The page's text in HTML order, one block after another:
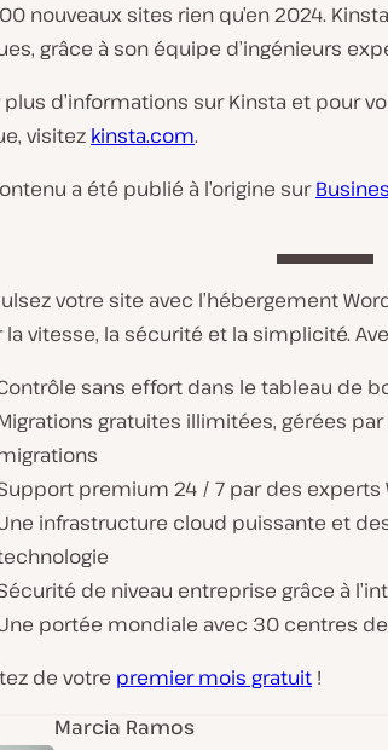
nouveaux sites rien qu’en 2024.
grâce à son équipe d’ingénieurs
plus d’informations sur Kinsta et pour
visitez kinsta.com.
a été publié à l’origine sur
votre site avec l’hébergement
la vitesse, la sécurité et la simplicité.
sans effort dans le tableau de
gratuites illimitées, gérées
premium 24 / 7 par des experts
infrastructure cloud puissante et
de niveau entreprise grâce à
portée mondiale avec 30 centres
de votre premier mois gratuit !
Marcia Ramos